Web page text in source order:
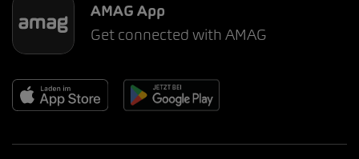
AMAG App
Get connected with AMAG